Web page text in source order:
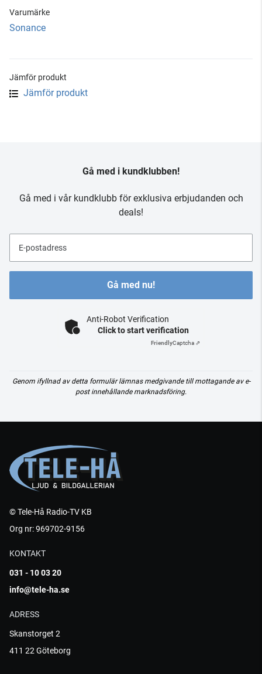
Varumärke
Sonance
Jämför produkt
Jämför produkt
Gå med i kundklubben!
Gå med i vår kundklubb för exklusiva erbjudanden och
deals!
E-postadress
Gå med nu!
Anti-Robot Verification
Click to start verification
FriendlyCaptcha ⇗
Genom ifyllnad av detta formulär lämnas medgivande till mottagande av e-
post innehållande marknadsföring.
© Tele-Hå Radio-TV KB
Org nr: 969702-9156
KONTAKT
031 - 10 03 20
info@tele-ha.se
ADRESS
Skanstorget 2
411 22 Göteborg